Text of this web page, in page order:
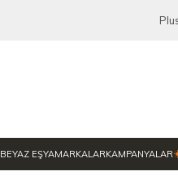
BEYAZ EŞYAMARKALARKAMPANYALAR